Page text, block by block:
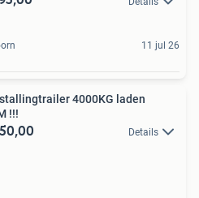
11 jul 26
4000KG laden
!!!
Details